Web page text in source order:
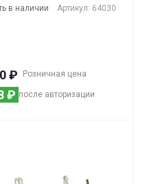
в наличии Артикул: 64030
Розничная цена
₽
после авторизации
₽